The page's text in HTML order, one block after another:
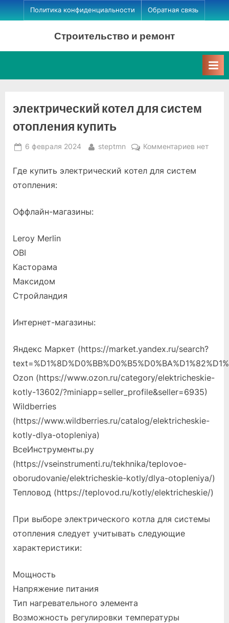
Skip
to
Политика конфиденциальности Обратная связь
Строительство и ремонт
электрический котел для систем
отопления купить
Posted
6 февраля 2024 By
steptmn Комментариевкнет
Где купить электрический котел для систем
отопления:
Оффлайн-магазины:
Leroy Merlin
OBI
Касторама
Максидом
Стройландия
Интернет-магазины:
Яндекс Маркет (https://market.yandex.ru/search?
Ozon (https://www.ozon.ru/category/elektricheskie-
kotly-13602/?miniapp=seller_profile&seller=6935)
Wildberries
(https://www.wildberries.ru/catalog/elektricheskie-
kotly-dlya-otopleniya)
ВсеИнструменты.ру
(https://vseinstrumenti.ru/tekhnika/teplovoe-
oborudovanie/elektricheskie-kotly/dlya-otopleniya/)
Тепловод (https://teplovod.ru/kotly/elektricheskie/)
При выборе электрического котла для системы
отопления следует учитывать следующие
характеристики:
Мощность
Напряжение питания
Тип нагревательного элемента
Возможность регулировки температуры